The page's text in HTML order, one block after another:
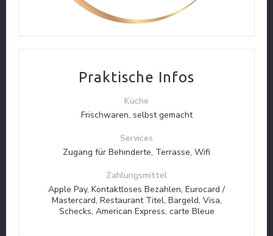
Praktische Infos
Küche
Frischwaren, selbst gemacht
Services
Zugang für Behinderte, Terrasse, Wifi
Zahlungsmittel
Apple Pay, Kontaktloses Bezahlen, Eurocard /
Mastercard, Restaurant Titel, Bargeld, Visa,
Schecks, American Express, carte Bleue